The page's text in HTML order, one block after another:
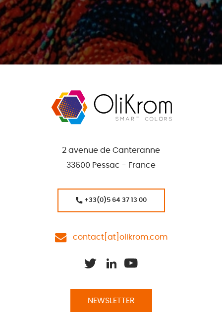
2 avenue de Canteranne
33600 Pessac - France
+33(0)5 64 37 13 00
contact[at]olikrom.com
NEWSLETTER